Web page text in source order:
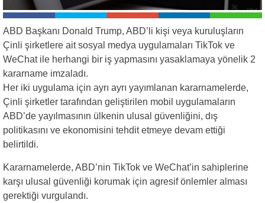
ABD Başkanı Donald Trump, ABD’li kişi veya kuruluşların
Çinli şirketlere ait sosyal medya uygulamaları TikTok ve
WeChat ile herhangi bir iş yapmasını yasaklamaya yönelik 2
kararname imzaladı.
Her iki uygulama için ayrı ayrı yayımlanan kararnamelerde,
Çinli şirketler tarafından geliştirilen mobil uygulamaların
ABD’de yayılmasının ülkenin ulusal güvenliğini, dış
politikasını ve ekonomisini tehdit etmeye devam ettiği
belirtildi.
Kararnamelerde, ABD’nin TikTok ve WeChat’in sahiplerine
karşı ulusal güvenliği korumak için agresif önlemler alması
gerektiği vurgulandı.